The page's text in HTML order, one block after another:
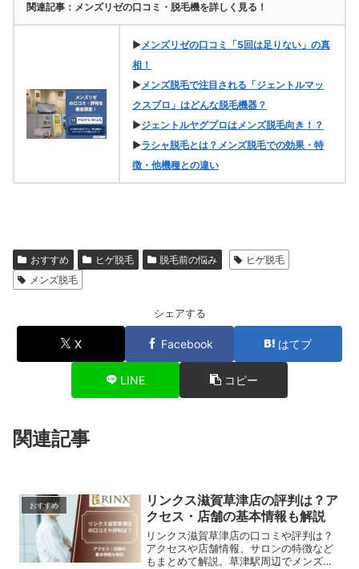
関連記事：メンズリゼの口コミ・脱毛機を詳しく見る！
▶メンズリゼの口コミ「5回は足りない」の真
相！
▶メンズ脱毛で注目される「ジェントルマッ
クスプロ」はどんな脱毛機器？
▶ジェントルヤグプロはメンズ脱毛向き！？
▶ラシャ脱毛とは？メンズ脱毛での効果・特
徴・他機種との違い
おすすめ ヒゲ脱毛 脱毛前の悩み
ヒゲ脱毛
メンズ脱毛
シェアする
X Facebook はてブ
LINE コピー
関連記事
おすすめ
リンクス滋賀草津店の評判は？ア
クセス・店舗の基本情報も解説
リンクス滋賀草津店の口コミや評判は？
アクセスや店舗情報、サロンの特徴など
もまとめて解説。草津駅周辺でメンズ脱